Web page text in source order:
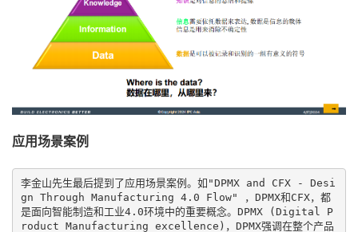
应用场景案例
李金山先生最后提到了应用场景案例。如"DPMX and CFX - Desi
gn Through Manufacturing 4.0 Flow" ，DPMX和CFX，都
是面向智能制造和工业4.0环境中的重要概念。DPMX (Digital P
roduct Manufacturing excellence)，DPMX强调在整个产品